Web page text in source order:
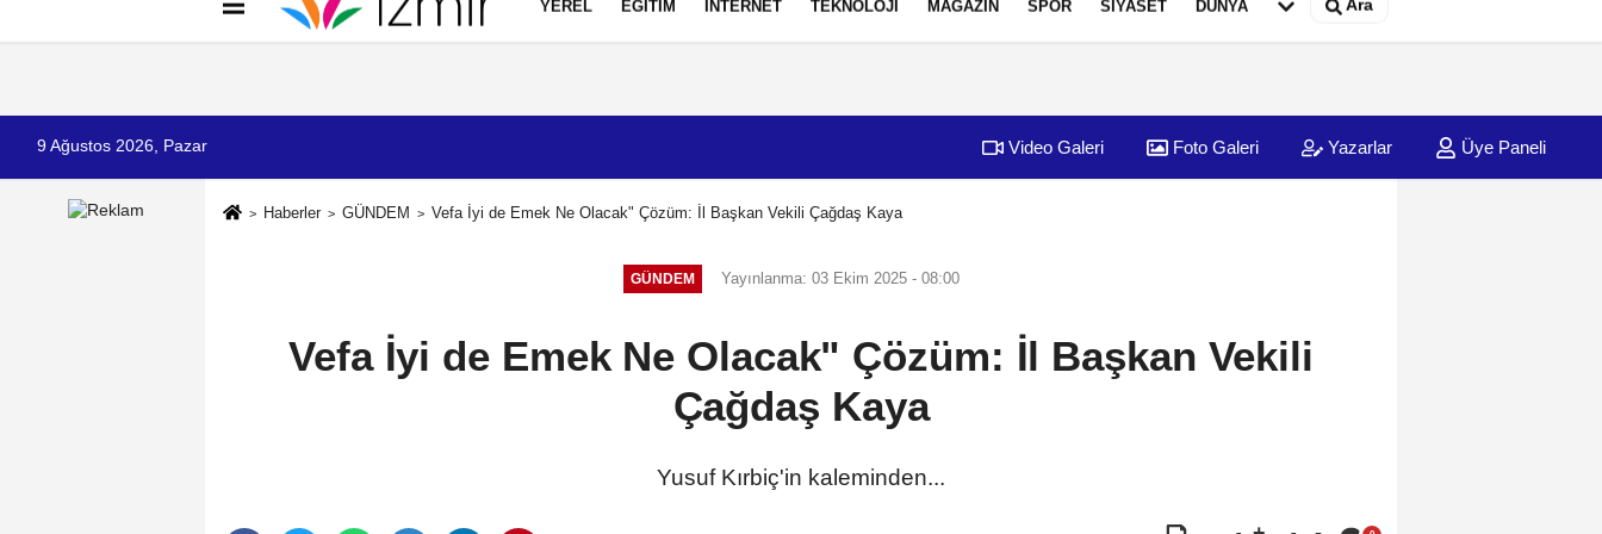
İletişim Çerez Politikası
YEREL EĞİTİM İNTERNET TEKNOLOJİ MAGAZİN SPOR SİYASET DÜNYA Ara
9 Ağustos 2026, Pazar Video Galeri Foto Galeri Yazarlar Üye Paneli
Haberler GÜNDEM Vefa İyi de Emek Ne Olacak" Çözüm: İl Başkan Vekili Çağdaş Kaya
GÜNDEM Yayınlanma: 03 Ekim 2025 - 08:00
Vefa İyi de Emek Ne Olacak" Çözüm: İl Başkan Vekili
Çağdaş Kaya
Yusuf Kırbiç'in kaleminden...